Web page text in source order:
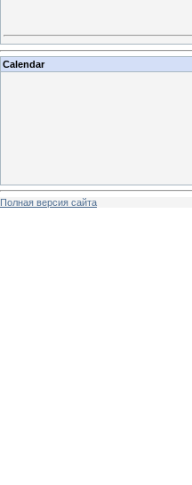
Calendar
Полная версия сайта